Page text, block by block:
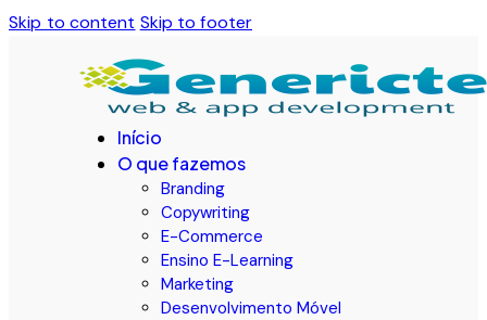
Skip to content Skip to footer
Início
O que fazemos
Branding
Copywriting
E-Commerce
Ensino E-Learning
Marketing
Desenvolvimento Móvel